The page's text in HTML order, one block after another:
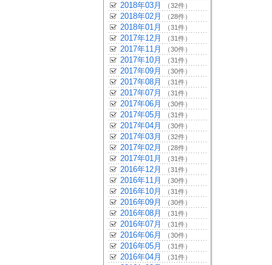
2018年03月 （32件）
2018年02月 （28件）
2018年01月 （31件）
2017年12月 （31件）
2017年11月 （30件）
2017年10月 （31件）
2017年09月 （30件）
2017年08月 （31件）
2017年07月 （31件）
2017年06月 （30件）
2017年05月 （31件）
2017年04月 （30件）
2017年03月 （32件）
2017年02月 （28件）
2017年01月 （31件）
2016年12月 （31件）
2016年11月 （30件）
2016年10月 （31件）
2016年09月 （30件）
2016年08月 （31件）
2016年07月 （31件）
2016年06月 （30件）
2016年05月 （31件）
2016年04月 （31件）